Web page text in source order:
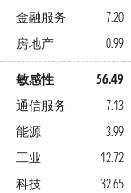
金融服务
7.20
房地产
0.99
敏感性 56.49
通信服务
7.13
能源
3.99
工业
12.72
科技
32.65